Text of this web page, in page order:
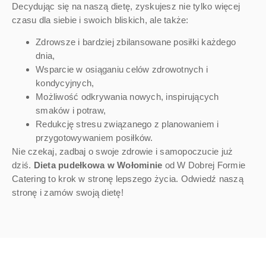
Decydując się na naszą dietę, zyskujesz nie tylko więcej
czasu dla siebie i swoich bliskich, ale także:
Zdrowsze i bardziej zbilansowane posiłki każdego
dnia,
Wsparcie w osiąganiu celów zdrowotnych i
kondycyjnych,
Możliwość odkrywania nowych, inspirujących
smaków i potraw,
Redukcję stresu związanego z planowaniem i
przygotowywaniem posiłków.
Nie czekaj, zadbaj o swoje zdrowie i samopoczucie już
dziś. Dieta pudełkowa w Wołominie od W Dobrej Formie
Catering to krok w stronę lepszego życia. Odwiedź naszą
stronę i zamów swoją dietę!